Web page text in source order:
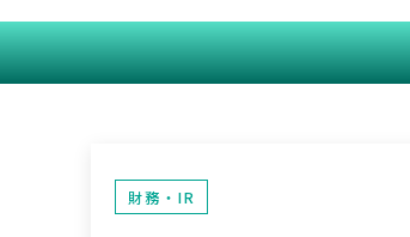
る案件
財務・IR